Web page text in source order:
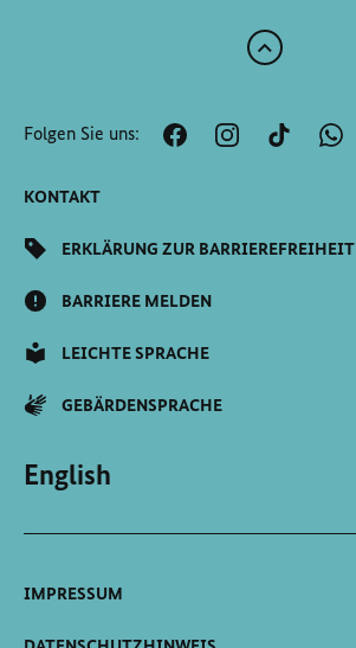
Zum
der
Seite
Folgen Sie uns:
KONTAKT
ERKLÄRUNG ZUR BARRIEREFREIHEIT
BARRIERE MELDEN
LEICHTE SPRACHE
GEBÄRDENSPRACHE
English
IMPRESSUM